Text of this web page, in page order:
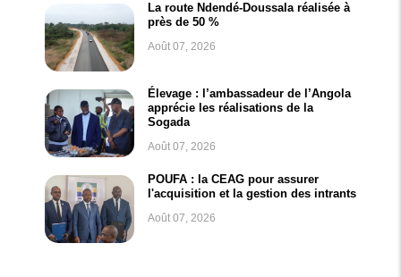
La route Ndendé-Doussala réalisée à
près de 50 %
Août 07, 2026
Élevage : l’ambassadeur de l’Angola
apprécie les réalisations de la
Sogada
Août 07, 2026
POUFA : la CEAG pour assurer
l'acquisition et la gestion des intrants
Août 07, 2026